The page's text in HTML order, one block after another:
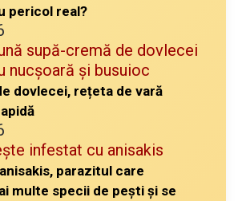
pericol real?
dovlecei, rețeta de vară
parazitul care
multe specii de pești și se